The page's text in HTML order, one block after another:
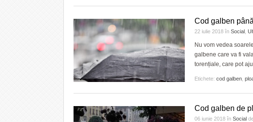
Cod galben
22 iulie 2018 în Social
Nu vom vedea
galbene care va fi
torențiale, care pot
Etichete: cod galben
Cod galben de
06 iunie 2018 în Social